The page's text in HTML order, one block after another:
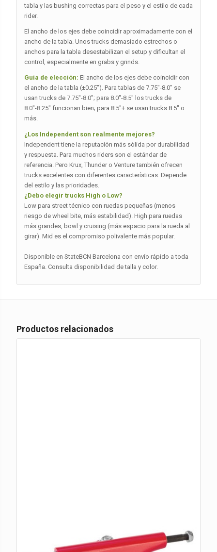
tabla y las bushing correctas para el peso y el estilo de cada
rider.
El ancho de los ejes debe coincidir aproximadamente con el
ancho de la tabla. Unos trucks demasiado estrechos o
anchos para la tabla desestabilizan el setup y dificultan el
control, especialmente en grabs y grinds.
Guía de elección: El ancho de los ejes debe coincidir con
el ancho de la tabla (±0.25″). Para tablas de 7.75″-8.0″ se
usan trucks de 7.75″-8.0″; para 8.0″-8.5″ los trucks de
8.0″-8.25″ funcionan bien; para 8.5″+ se usan trucks 8.5″ o
más.
¿Los Independent son realmente mejores?
Independent tiene la reputación más sólida por durabilidad
y respuesta. Para muchos riders son el estándar de
referencia. Pero Krux, Thunder o Venture también ofrecen
trucks excelentes con diferentes características. Depende
del estilo y las prioridades.
¿Debo elegir trucks High o Low?
Low para street técnico con ruedas pequeñas (menos
riesgo de wheel bite, más estabilidad). High para ruedas
más grandes, bowl y cruising (más espacio para la rueda al
girar). Mid es el compromiso polivalente más popular.
Disponible en StateBCN Barcelona con envío rápido a toda
España. Consulta disponibilidad de talla y color.
Productos relacionados